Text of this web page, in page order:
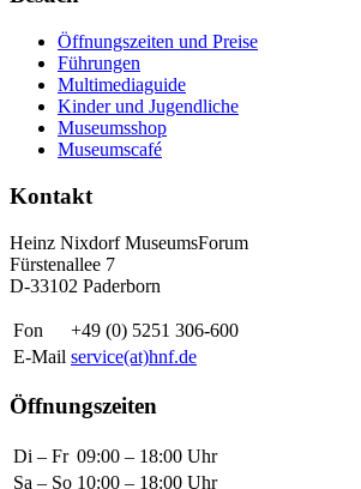
Öffnungszeiten und Preise
Führungen
Multimediaguide
Kinder und Jugendliche
Museumsshop
Museumscafé
Kontakt
Heinz Nixdorf MuseumsForum
Fürstenallee 7
D-33102 Paderborn
Fon
+49 (0) 5251 306-600
E-Mail service(at)hnf.de
Öffnungszeiten
Di – Fr 09:00 – 18:00 Uhr
Sa – So 10:00 – 18:00 Uhr